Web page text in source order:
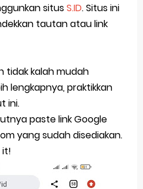
situsS.ID. Situs ini
tautan atau link
tidak kalah mudah
lengkapnya, praktikkan
ini.
paste link Google
yang sudah disediakan.
it!